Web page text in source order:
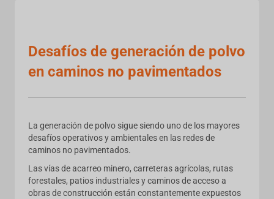
Desafíos de generación de polvo
en caminos no pavimentados
La generación de polvo sigue siendo uno de los mayores
desafíos operativos y ambientales en las redes de
caminos no pavimentados.
Las vías de acarreo minero, carreteras agrícolas, rutas
forestales, patios industriales y caminos de acceso a
obras de construcción están constantemente expuestos